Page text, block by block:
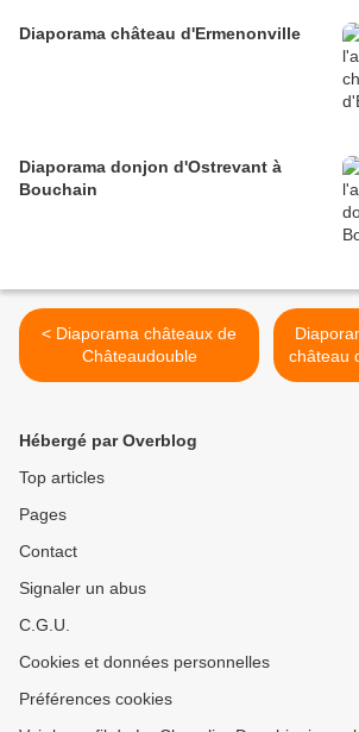
Diaporama château d'Ermenonville
Diaporama donjon d'Ostrevant à
Bouchain
< Diaporama châteaux de
Châteaudouble
château
Hébergé par Overblog
Top articles
Pages
Contact
Signaler un abus
C.G.U.
Cookies et données personnelles
Préférences cookies